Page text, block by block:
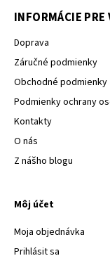
INFORMÁCIE PRE
Doprava
Záručné podmienky
Obchodné podmienky
Podmienky ochrany
Kontakty
O nás
Z nášho blogu
Môj účet
Moja objednávka
Prihlásit sa